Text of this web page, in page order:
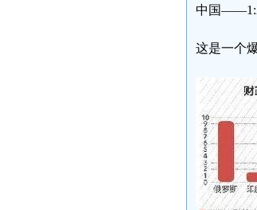
中国
这是一个